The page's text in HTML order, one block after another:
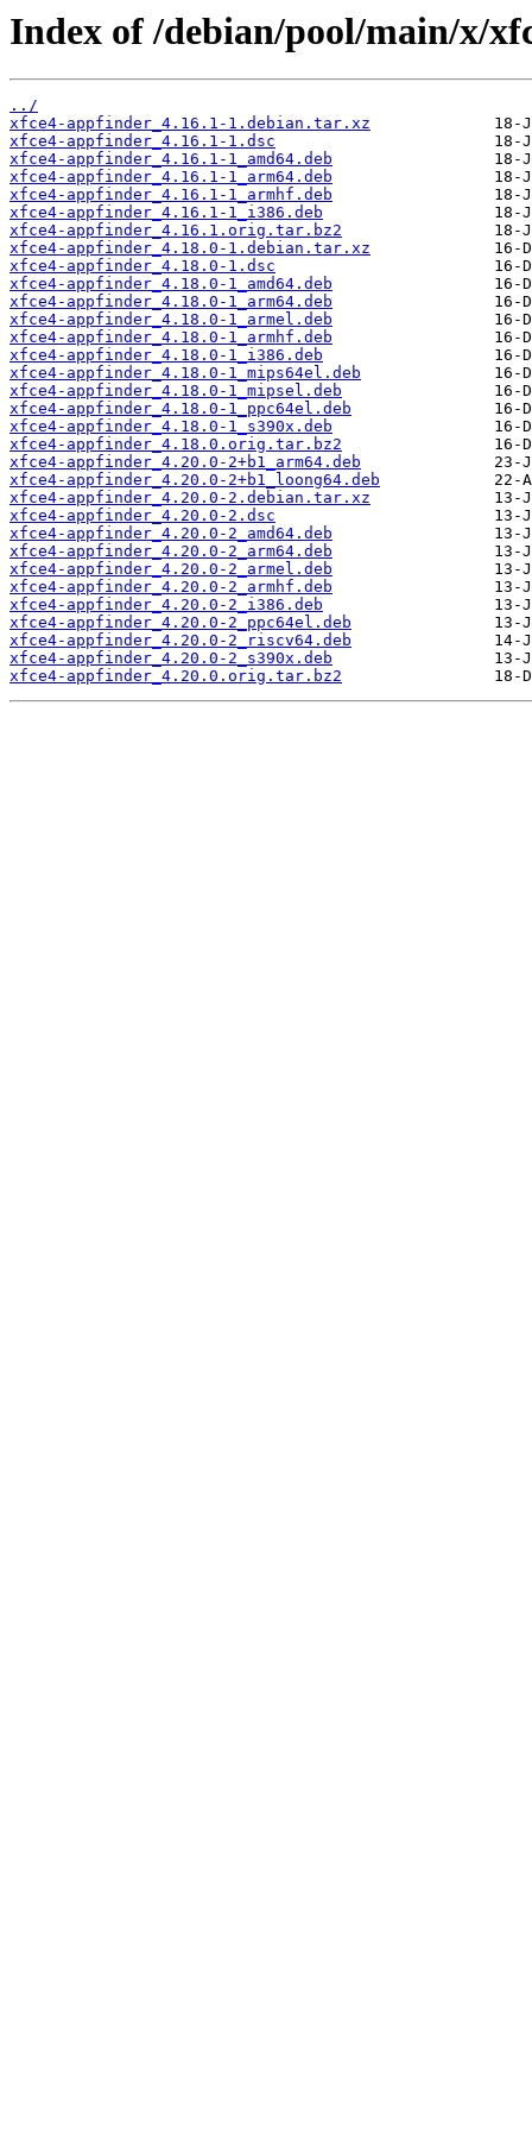
Index of /debian/pool/main/x/
../
xfce4-appfinder_4.16.1-1.debian.tar.xz
xfce4-appfinder_4.16.1-1.dsc
xfce4-appfinder_4.16.1-1_amd64.deb
xfce4-appfinder_4.16.1-1_arm64.deb
xfce4-appfinder_4.16.1-1_armhf.deb
xfce4-appfinder_4.16.1-1_i386.deb
xfce4-appfinder_4.16.1.orig.tar.bz2
xfce4-appfinder_4.18.0-1.debian.tar.xz
xfce4-appfinder_4.18.0-1.dsc
xfce4-appfinder_4.18.0-1_amd64.deb
xfce4-appfinder_4.18.0-1_arm64.deb
xfce4-appfinder_4.18.0-1_armel.deb
xfce4-appfinder_4.18.0-1_armhf.deb
xfce4-appfinder_4.18.0-1_i386.deb
xfce4-appfinder_4.18.0-1_mips64el.deb
xfce4-appfinder_4.18.0-1_mipsel.deb
xfce4-appfinder_4.18.0-1_ppc64el.deb
xfce4-appfinder_4.18.0-1_s390x.deb
xfce4-appfinder_4.18.0.orig.tar.bz2
xfce4-appfinder_4.20.0-2+b1_arm64.deb
xfce4-appfinder_4.20.0-2+b1_loong64.deb
xfce4-appfinder_4.20.0-2.debian.tar.xz
xfce4-appfinder_4.20.0-2.dsc
xfce4-appfinder_4.20.0-2_amd64.deb
xfce4-appfinder_4.20.0-2_arm64.deb
xfce4-appfinder_4.20.0-2_armel.deb
xfce4-appfinder_4.20.0-2_armhf.deb
xfce4-appfinder_4.20.0-2_i386.deb
xfce4-appfinder_4.20.0-2_ppc64el.deb
xfce4-appfinder_4.20.0-2_riscv64.deb
xfce4-appfinder_4.20.0-2_s390x.deb
xfce4-appfinder_4.20.0.orig.tar.bz2